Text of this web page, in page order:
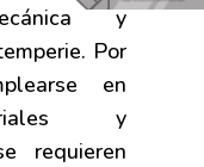
y
Por
en
y
requieren